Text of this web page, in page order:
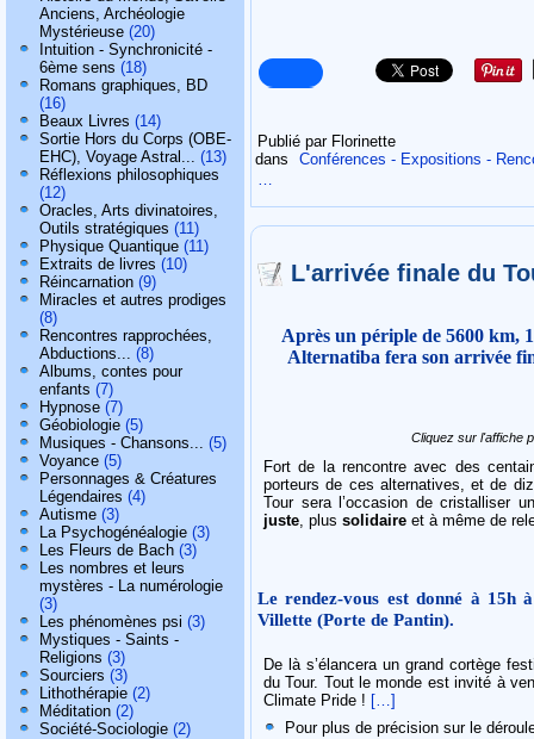
Anciens, Archéologie
Mystérieuse (20)
Intuition - Synchronicité -
6ème sens (18)
Romans graphiques, BD
(16)
Beaux Livres (14)
Sortie Hors du Corps (OBE-
EHC), Voyage Astral... (13)
Réflexions philosophiques
(12)
Oracles, Arts divinatoires,
Outils stratégiques (11)
Physique Quantique (11)
Extraits de livres (10)
Réincarnation (9)
Miracles et autres prodiges
(8)
Rencontres rapprochées,
Abductions... (8)
Albums, contes pour
enfants (7)
Hypnose (7)
Géobiologie (5)
Musiques - Chansons... (5)
Voyance (5)
Personnages & Créatures
Légendaires (4)
Autisme (3)
La Psychogénéalogie (3)
Les Fleurs de Bach (3)
Les nombres et leurs
mystères - La numérologie
(3)
Les phénomènes psi (3)
Mystiques - Saints -
Religions (3)
Sourciers (3)
Lithothérapie (2)
Méditation (2)
Société-Sociologie (2)
Publié par Florinette
dans
Conférences - Expositions -
…
L'arrivée finale du
Après un périple de 5600 km,
Alternatiba fera son arrivée
Cliquez sur l'affiche
Fort de la rencontre avec des
porteurs de ces alternatives, et de
Tour sera l’occasion de cristalliser
juste , plus solidaire et à même de
Le rendez-vous est donné à 15h
Villette (Porte de Pantin).
De là s’élancera un grand cortège
du Tour. Tout le monde est invité à
Climate Pride ! […]
Pour plus de précision sur le